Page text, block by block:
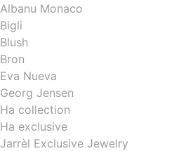
Albanu Monaco
Bigli
Blush
Bron
Eva Nueva
Georg Jensen
Ha collection
Ha exclusive
Jarrèl Exclusive Jewelry